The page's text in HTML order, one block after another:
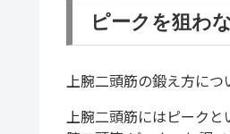
ピークを狙わ
上腕二頭筋の鍛え方につ
上腕二頭筋にはピーク